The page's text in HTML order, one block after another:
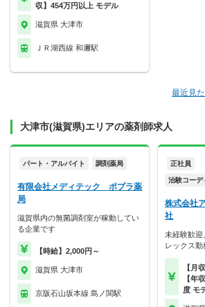
収】454万円以上 モデル
滋賀県 大津市
ＪＲ湖西線 和邇駅
最近見
大津市(滋賀県)エリアの薬剤師求人
パート・アルバイト 調剤薬局
有限会社メディテック ポプラ薬
局
滋賀県内の無菌調剤室が稼動してい
る企業です
【時給】2,000円～
滋賀県 大津市
京阪石山坂本線 島ノ関駅
正社員
治験コーデ
株式会社
社
未経験歓迎
レックス勤
【月
【年
度 モ